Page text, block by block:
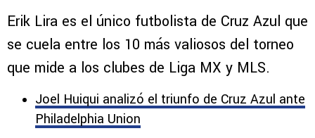
Erik Lira es el único futbolista de Cruz Azul que
se cuela entre los 10 más valiosos del torneo
que mide a los clubes de Liga MX y MLS.
Joel Huiqui analizó el triunfo de Cruz Azul ante
Philadelphia Union